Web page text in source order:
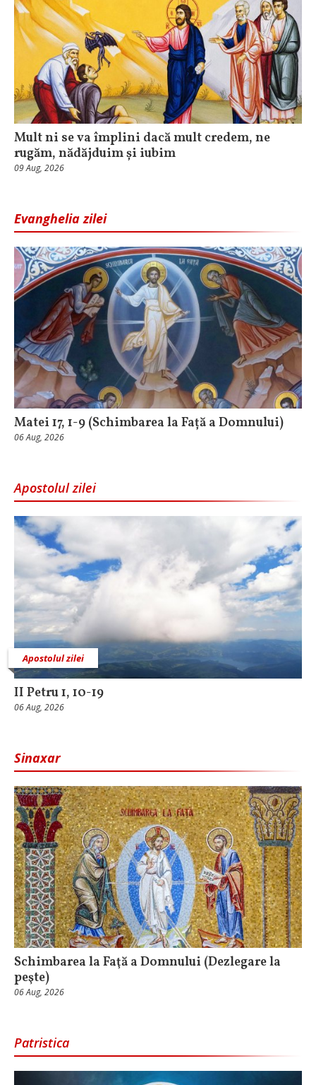
Mult ni se va împlini dacă mult credem, ne
rugăm, nădăjduim și iubim
09 Aug, 2026
Evanghelia zilei
Matei 17, 1-9 (Schimbarea la Față a Domnului)
06 Aug, 2026
Apostolul zilei
Apostolul zilei
II Petru 1, 10-19
06 Aug, 2026
Sinaxar
Schimbarea la Faţă a Domnului (Dezlegare la
peşte)
06 Aug, 2026
Patristica